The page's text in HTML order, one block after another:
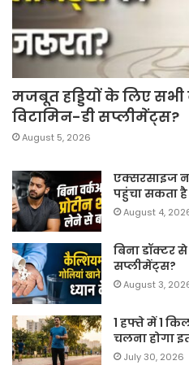
मजबूत हड्डियों के लिए
विटामिन-डी सप्लीमेंट्स?
August 5, 2026
एक्सरसाइज
पहुंचा सकता
August 4,
बिना डॉक्टर
सप्लीमेंट्स?
August 3,
1 हफ्ते में 1
चलना होगा
July 30, 2026